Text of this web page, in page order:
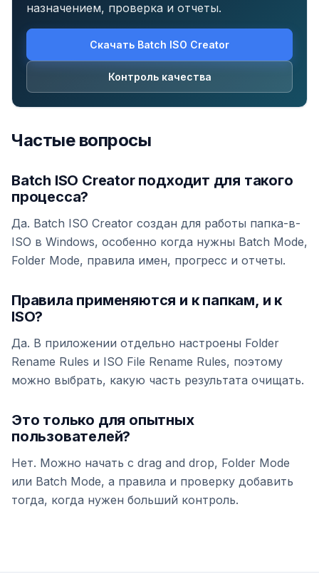
назначением, проверка и отчеты.
Скачать Batch ISO Creator
Контроль качества
Частые вопросы
Batch ISO Creator подходит для такого
процесса?
Да. Batch ISO Creator создан для работы папка-в-
ISO в Windows, особенно когда нужны Batch Mode,
Folder Mode, правила имен, прогресс и отчеты.
Правила применяются и к папкам, и к
ISO?
Да. В приложении отдельно настроены Folder
Rename Rules и ISO File Rename Rules, поэтому
можно выбрать, какую часть результата очищать.
Это только для опытных
пользователей?
Нет. Можно начать с drag and drop, Folder Mode
или Batch Mode, а правила и проверку добавить
тогда, когда нужен больший контроль.